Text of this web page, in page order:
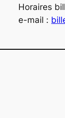
Horaires
e-mail :